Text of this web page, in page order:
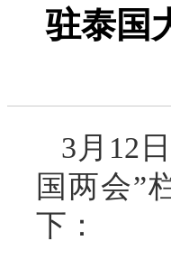
驻泰国
3月12
国两会”
下：